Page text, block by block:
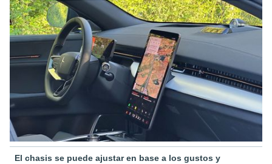
El chasis se puede ajustar en base a los gustos y